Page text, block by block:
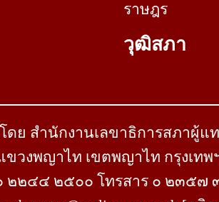
ราษฎร
วุฒิสภา
ดย สำนักงานเลขาธิการสภาผู้แ
ขวงพญาไท เขตพญาไท กรุงเท
๒๒๔๔ ๒๕๐๐ โทรสาร ๐ ๒๓๕๗